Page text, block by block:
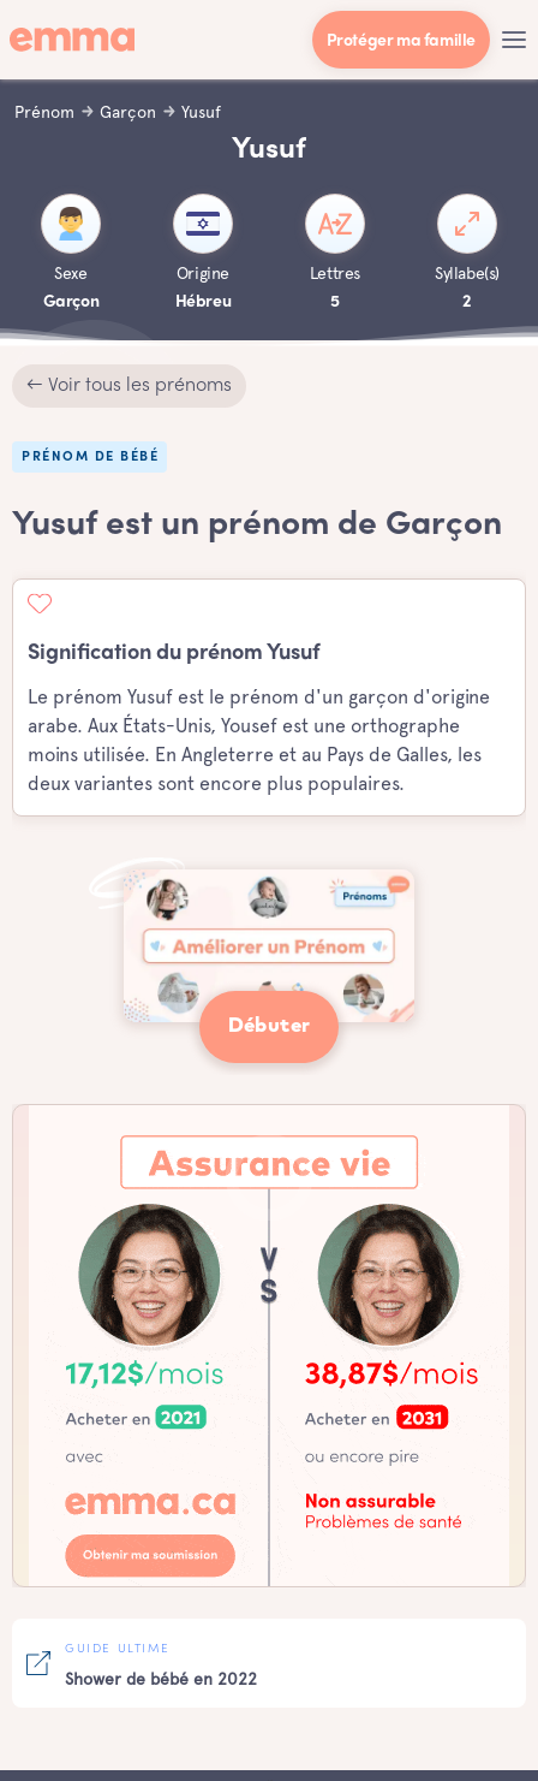
Protéger ma famille
Prénom Garçon Yusuf
Yusuf
Sexe
Garçon
Origine
Hébreu
Lettres
5
Syllabe(s)
2
← Voir tous les prénoms
PRÉNOM DE BÉBÉ
Yusuf est un prénom de Garçon
Signification du prénom Yusuf
Le prénom Yusuf est le prénom d'un garçon d'origine
arabe. Aux États-Unis, Yousef est une orthographe
moins utilisée. En Angleterre et au Pays de Galles, les
deux variantes sont encore plus populaires.
Débuter
GUIDE ULTIME
Shower de bébé en 2022